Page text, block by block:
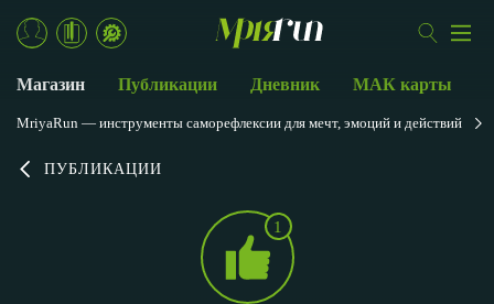
ПУБЛИКАЦИИ
1
Магазин Публикации Дневник МАК карты
MriyaRun — инструменты саморефлексии для мечт, эмоций и действий